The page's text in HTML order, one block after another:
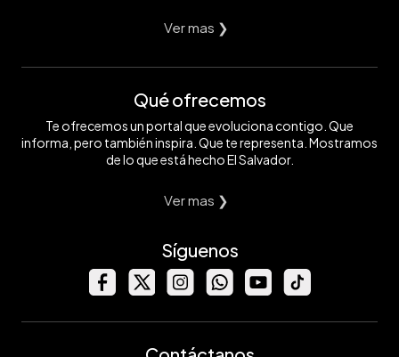
Ver mas ❯
Qué ofrecemos
Te ofrecemos un portal que evoluciona contigo. Que
informa, pero también inspira. Que te representa. Mostramos
de lo que está hecho El Salvador.
Ver mas ❯
Síguenos